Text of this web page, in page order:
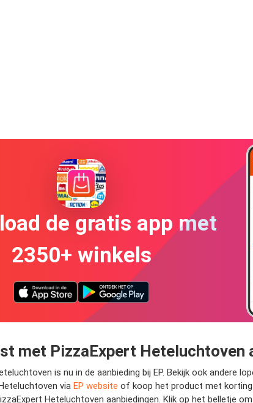
de gratis app met
2350+ winkels
met PizzaExpert Heteluchtoven
is nu in de aanbieding bij EP. Bekijk ook andere
via EP website of koop het product met korting
Heteluchtoven aanbiedingen. Klik op het belletje